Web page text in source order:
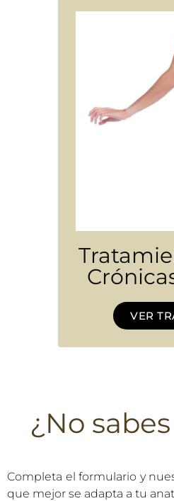
VER
¿No
Completa el formulario y
que mejor se adapta a tu